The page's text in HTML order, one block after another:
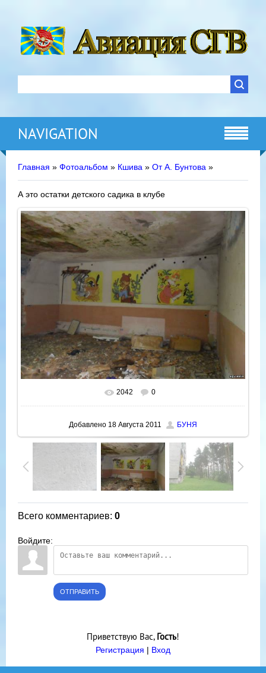
NAVIGATION
Главная » Фотоальбом » Кшива » От А. Бунтова »
А это остатки детского садика в клубе
В реальном размере 800x600
2042 0
Добавлено 18 Августа 2011 БУНЯ
Всего комментариев: 0
Войдите:
ОТПРАВИТЬ
Приветствую Вас, Гость!
Регистрация | Вход